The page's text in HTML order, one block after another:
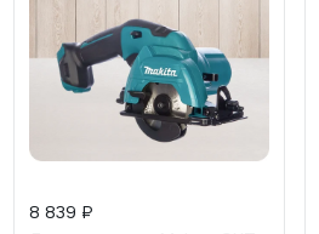
8 839 ₽